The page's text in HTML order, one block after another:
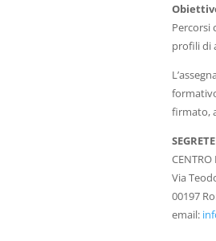
Percorsi
profili di
firmato,
CENTRO
Via
00197
email: